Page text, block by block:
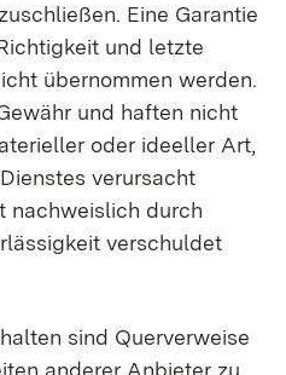
Eine Garantie
und letzte
übernommen werden.
und haften nicht
oder ideeller Art,
verursacht
nachweislich durch
verschuldet
sind Querverweise
anderer Anbieter zu